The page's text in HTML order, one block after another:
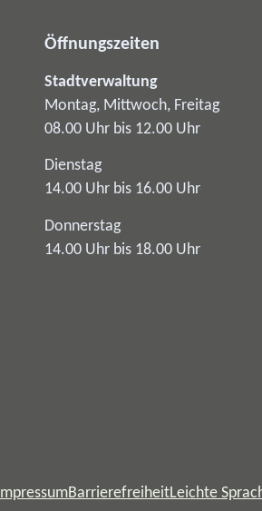
Öffnungszeiten
Stadtverwaltung
Montag, Mittwoch, Freitag
08.00 Uhr bis 12.00 Uhr
Dienstag
14.00 Uhr bis 16.00 Uhr
Donnerstag
14.00 Uhr bis 18.00 Uhr
ImpressumBarrierefreiheitLeichte